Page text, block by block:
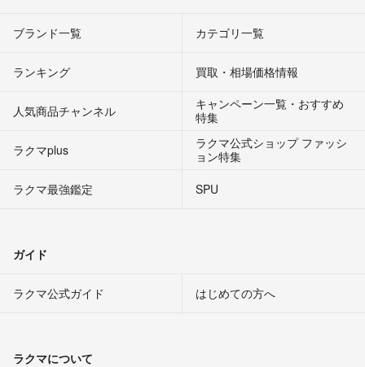
ブランド一覧 カテゴリ一覧
ランキング 買取・相場価格情報
人気商品チャンネル
キャンペーン一覧・おすすめ
特集
ラクマplus
ラクマ公式ショップ ファッシ
ョン特集
ラクマ最強鑑定
SPU
ガイド
ラクマ公式ガイド はじめての方へ
ラクマについて